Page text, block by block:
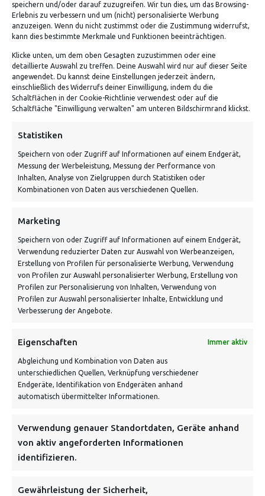
speichern und/oder darauf zuzugreifen. Wir tun dies, um das Browsing-
Erlebnis zu verbessern und um (nicht) personalisierte Werbung
anzuzeigen. Wenn du nicht zustimmst oder die Zustimmung widerrufst,
kann dies bestimmte Merkmale und Funktionen beeinträchtigen.
Klicke unten, um dem oben Gesagten zuzustimmen oder eine
detaillierte Auswahl zu treffen. Deine Auswahl wird nur auf dieser Seite
angewendet. Du kannst deine Einstellungen jederzeit ändern,
einschließlich des Widerrufs deiner Einwilligung, indem du die
Schaltflächen in der Cookie-Richtlinie verwendest oder auf die
Schaltfläche "Einwilligung verwalten" am unteren Bildschirmrand klickst.
Statistiken
Speichern von oder Zugriff auf Informationen auf einem Endgerät,
Messung der Werbeleistung, Messung der Performance von
Inhalten, Analyse von Zielgruppen durch Statistiken oder
Kombinationen von Daten aus verschiedenen Quellen.
Marketing
Speichern von oder Zugriff auf Informationen auf einem Endgerät,
Verwendung reduzierter Daten zur Auswahl von Werbeanzeigen,
Erstellung von Profilen für personalisierte Werbung, Verwendung
von Profilen zur Auswahl personalisierter Werbung, Erstellung von
Profilen zur Personalisierung von Inhalten, Verwendung von
Profilen zur Auswahl personalisierter Inhalte, Entwicklung und
Verbesserung der Angebote.
Eigenschaften Immer aktiv
Abgleichung und Kombination von Daten aus
unterschiedlichen Quellen, Verknüpfung verschiedener
Endgeräte, Identifikation von Endgeräten anhand
automatisch übermittelter Informationen.
Verwendung genauer Standortdaten, Geräte anhand
von aktiv angeforderten Informationen
identifizieren.
Gewährleistung der Sicherheit,
ADRESSE
Von Tiling GmbH
Kontakt: Mo - Fr von 10:00 bis 18:00 Uhr
info@vontiling.de
VERSANDKOSTENHINWEIS:
NEWSLETTER
Danke, deine Registrierung war erfolgreich! Bitte prüfe